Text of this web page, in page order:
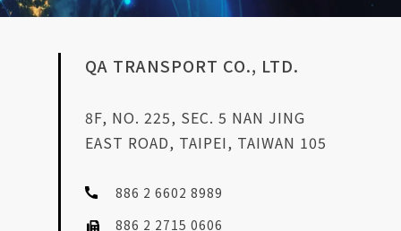
네트워크
문의하기
QA TRANSPORT CO., LTD.
8F, NO. 225, SEC. 5 NAN JING
EAST ROAD, TAIPEI, TAIWAN 105
886 2 6602 8989
886 2 2715 0606